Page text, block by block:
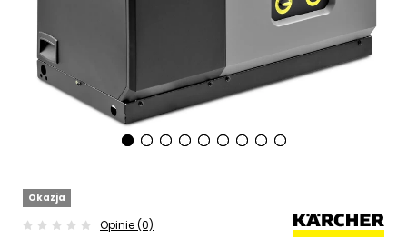
Okazja
Opinie (0)